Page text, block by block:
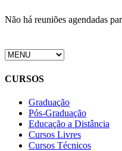
Não há reuniões agendadas
CURSOS
Graduação
Pós-Graduação
Educação a Distância
Cursos Livres
Cursos Técnicos